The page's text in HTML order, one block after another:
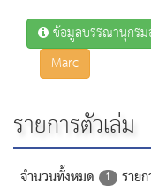
ข้อมูลบรรณานุกร
Marc
รายการตัวเล่ม
จำนวนทั้งหมด 1 ราย